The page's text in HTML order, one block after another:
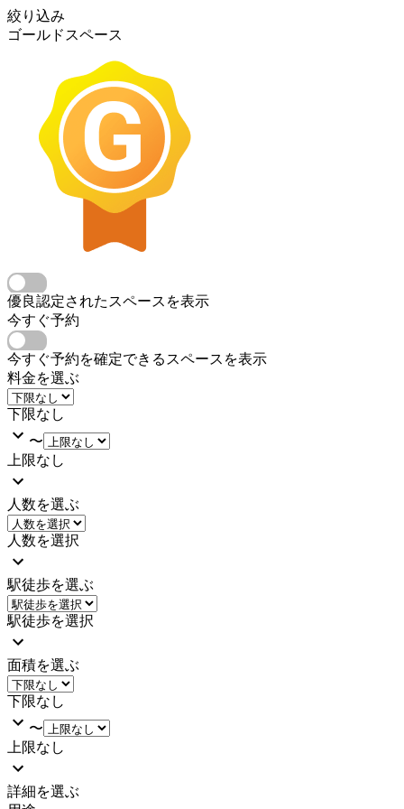
絞り込み
ゴールドスペース
優良認定されたスペースを表示
今すぐ予約
今すぐ予約を確定できるスペースを表示
料金を選ぶ
下限なし
〜
上限なし
人数を選ぶ
人数を選択
駅徒歩を選ぶ
駅徒歩を選択
面積を選ぶ
下限なし
〜
上限なし
詳細を選ぶ